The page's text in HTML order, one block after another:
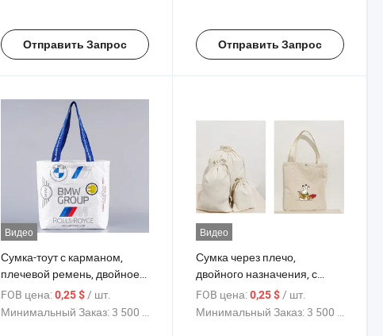
сумка для продуктов
Отправить Запрос Отправить Запрос
Видео
Сумка-тоут с карманом,
плечевой ремень, двойное
назначение,
индивидуальная печать,
FOB цена: 0,25 $ / шт.
Минимальный Заказ:3 500 Куски
Видео
Сумка через плечо,
двойного назначения, с
индивидуальной печатью,
хлопковая холщевая сумка
FOB цена: 0,25 $ / шт.
Минимальный Заказ:3 500 Куски